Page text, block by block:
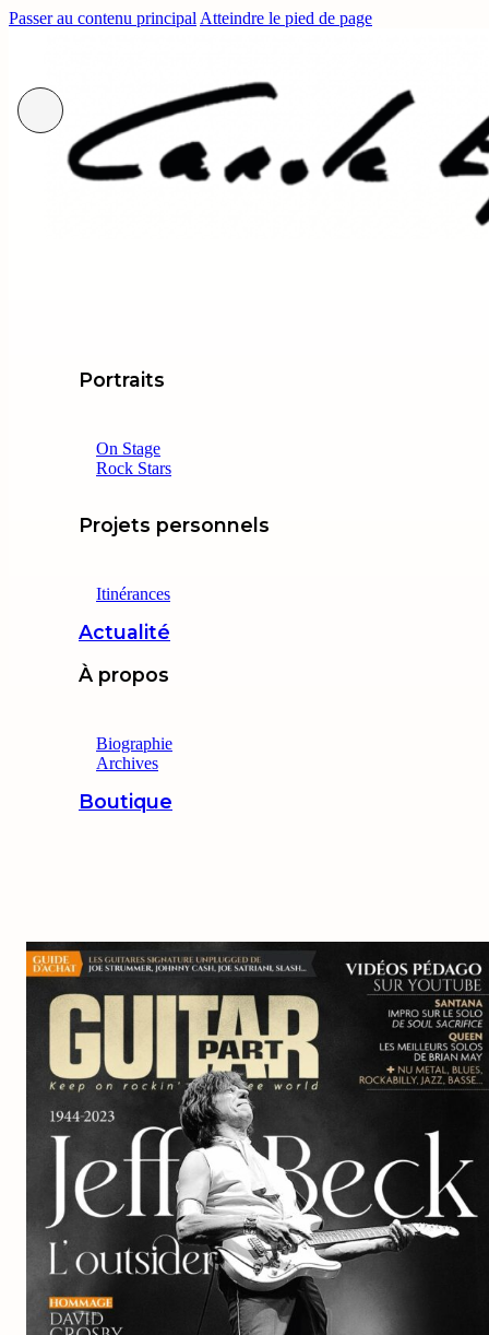
Passer au contenu principal Atteindre le pied de page
Portraits
On Stage
Rock Stars
Projets personnels
Itinérances
Actualité
À propos
Biographie
Archives
Boutique